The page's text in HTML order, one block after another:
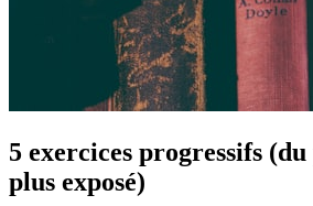
5 exercices progressifs
plus exposé)